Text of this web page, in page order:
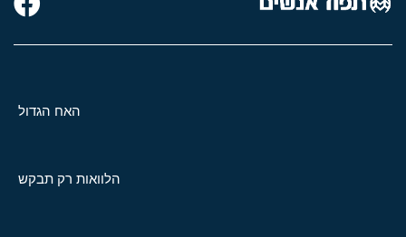
האח הגדול
הלוואות רק תבקש